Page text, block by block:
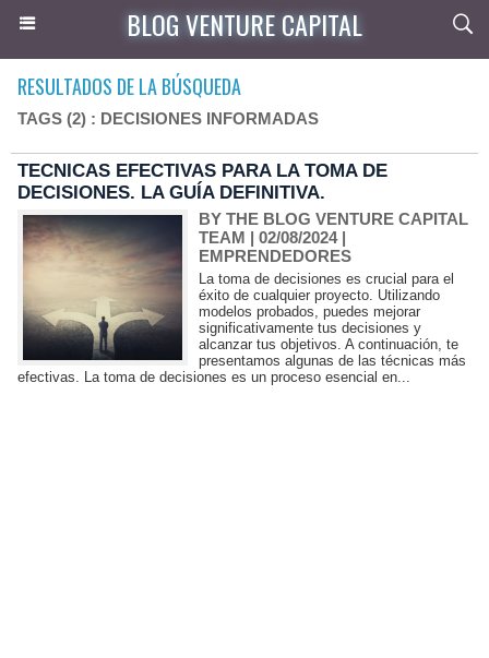
BLOG VENTURE CAPITAL
RESULTADOS DE LA BÚSQUEDA
TAGS (2) : DECISIONES INFORMADAS
TECNICAS EFECTIVAS PARA LA TOMA DE
DECISIONES. LA GUÍA DEFINITIVA.
BY THE BLOG VENTURE CAPITAL
TEAM | 02/08/2024|
EMPRENDEDORES
La toma de decisiones es crucial para el
éxito de cualquier proyecto. Utilizando
modelos probados, puedes mejorar
significativamente tus decisiones y
alcanzar tus objetivos. A continuación, te
presentamos algunas de las técnicas más
efectivas. La toma de decisiones es un proceso esencial en...